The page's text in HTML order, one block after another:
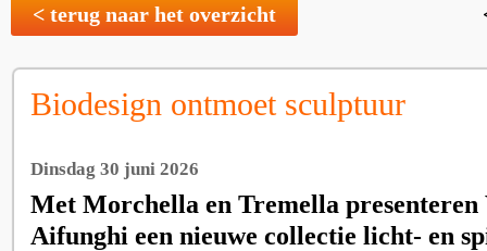
< terug naar het overzicht
Biodesign ontmoet sculptuur
Dinsdag 30 juni 2026
Met Morchella en Tremella presenteren
Aifunghi een nieuwe collectie licht- en